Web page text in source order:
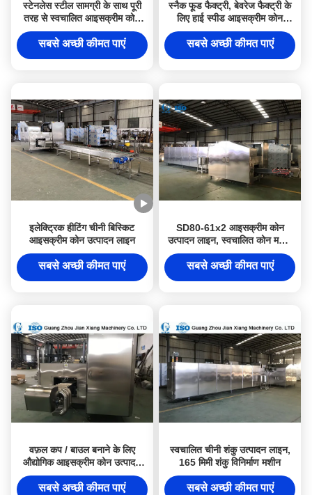
स्टेनलेस स्टील सामग्री के साथ पूरी
तरह से स्वचालित आइसक्रीम कोन
उत्पादन लाइन
सबसे अच्छी कीमत पाएं
स्नैक फूड फैक्ट्री, बेवरेज फैक्ट्री के
लिए हाई स्पीड आइसक्रीम कोन
उत्पादन लाइन
सबसे अच्छी कीमत पाएं
इलेक्ट्रिक हीटिंग चीनी बिस्किट
आइसक्रीम कोन उत्पादन लाइन
सबसे अच्छी कीमत पाएं
SD80-61x2 आइसक्रीम कोन
उत्पादन लाइन, स्वचालित कोन मशीन
L12.2xW2.1xH2M
सबसे अच्छी कीमत पाएं
वफ़ल कप / बाउल बनाने के लिए
औद्योगिक आइसक्रीम कोन उत्पादन
लाइन 4.37kw
सबसे अच्छी कीमत पाएं
स्वचालित चीनी शंकु उत्पादन लाइन,
165 मिमी शंकु विनिर्माण मशीन
सबसे अच्छी कीमत पाएं